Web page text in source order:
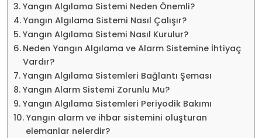
Yangın Algılama Sistemi Neden Önemli?
Yangın Algılama Sistemi Nasıl Çalışır?
Yangın Algılama Sistemi Nasıl Kurulur?
Neden Yangın Algılama ve Alarm Sistemine İhtiyaç
Vardır?
Yangın Algılama Sistemleri Bağlantı Şeması
Yangın Alarm Sistemi Zorunlu Mu?
Yangın Algılama Sistemleri Periyodik Bakımı
Yangın alarm ve ihbar sistemini oluşturan
elemanlar nelerdir?